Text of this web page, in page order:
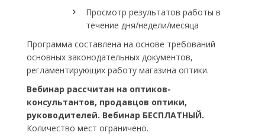
Просмотр результатов работы в
течение дня/недели/месяца
Программа составлена на основе требований
основных законодательных документов,
регламентирующих работу магазина оптики.
Вебинар рассчитан на оптиков-
консультантов, продавцов оптики,
руководителей. Вебинар БЕСПЛАТНЫЙ.
Количество мест ограничено.